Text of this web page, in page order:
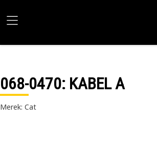
068-0470: KABEL A
Merek: Cat